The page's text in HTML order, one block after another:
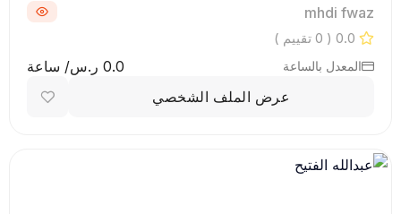
mhdi fwaz
0.0 ( 0 تقييم )
المعدل بالساعة
0.0 ر.س/ ساعة
عرض الملف الشخصي